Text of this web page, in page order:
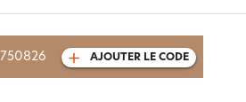
À découvrir aussi
750826 AJOUTER LE CODE